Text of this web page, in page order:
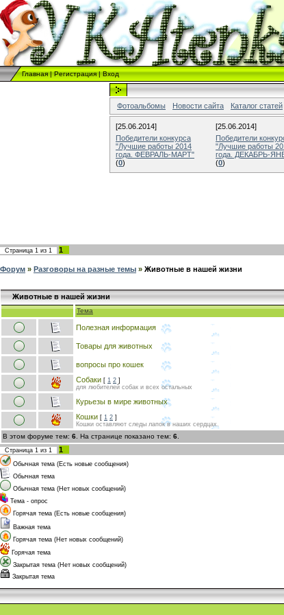
Главная|Регистрация|Вход
Фотоальбомы
Новости сайта Каталог статей
[25.06.2014]
Победители конкурса
"Лучшие работы 2014
года. ФЕВРАЛЬ-МАРТ"
(0)
[25.06.2014]
Победители
"Лучшие работы
года. ДЕКАБРЬ-
(0)
Страница 1 из 1 1
Форум » Разговоры на разные темы » Животные в нашей жизни
Животные в нашей жизни
Тема
Полезная информация
Товары для животных
вопросы про кошек
Собаки [ 1 2 ]
для любителей собак и всех остальных
Курьезы в мире животных
Кошки [ 1 2 ]
Кошки оставляют следы лапок в наших сердцах.
В этом форуме тем: 6 . На странице показано тем: 6
Страница 1 из 1 1
Обычная тема (Есть новые сообщения)
Обычная тема
Обычная тема (Нет новых сообщений)
Тема - опрос
Горячая тема (Есть новые сообщения)
Важная тема
Горячая тема (Нет новых сообщений)
Горячая тема
Закрытая тема (Нет новых сообщений)
Закрытая тема